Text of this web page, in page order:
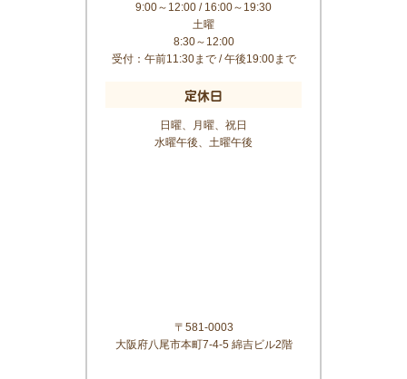
9:00～12:00 / 16:00～19:30
土曜
8:30～12:00
受付：午前11:30まで / 午後19:00まで
定休日
日曜、月曜、祝日
水曜午後、土曜午後
〒581-0003
大阪府八尾市本町7-4-5 綿吉ビル2階